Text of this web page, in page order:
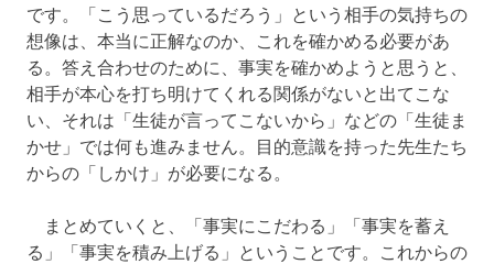
です。「こう思っているだろう」という相手の気持ちの
想像は、本当に正解なのか、これを確かめる必要があ
る。答え合わせのために、事実を確かめようと思うと、
相手が本心を打ち明けてくれる関係がないと出てこな
い、それは「生徒が言ってこないから」などの「生徒ま
かせ」では何も進みません。目的意識を持った先生たち
からの「しかけ」が必要になる。
まとめていくと、「事実にこだわる」「事実を蓄え
る」「事実を積み上げる」ということです。これからの